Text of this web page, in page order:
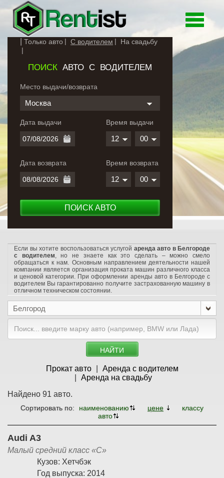
Toggle
Только авто С водителем На свадьбу
ПОИСК АВТО С ВОДИТЕЛЕМ
Место выдачи/возврата
Москва
Дата выдачи
Дата возврата
Время выдачи
12 00
Время возврата
12 00
ПОИСК АВТО
Если вы хотите воспользоваться услугой аренда авто в Белгороде
с водителем, но не знаете как это сделать – можно смело
обращаться к нам. Основным направлением деятельности нашей
компании является организация проката машин различного класса
и ценовой категории. При оформлении аренды авто в Белгороде с
водителем Вы гарантированно получите застрахованную машину в
отличном техническом состоянии.
Белгород
НАЙТИ
Прокат авто
Аренда с водителем
Аренда на свадьбу
Найдено 91 авто.
Сортировать по: наименованию цене
классу
авто
Audi A3
Малый средний класс «С»
Кузов: Хетчбэк
Год выпуска: 2014